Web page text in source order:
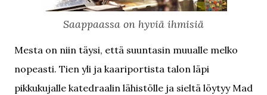
Saappaassa on hyviä ihmisiä
Mesta on niin täysi, että suuntasin muualle melko
nopeasti. Tien yli ja kaariportista talon läpi
pikkukujalle katedraalin lähistölle ja sieltä löytyy Mad